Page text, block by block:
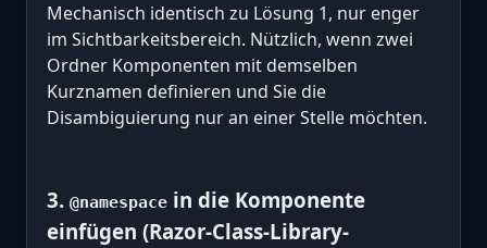
Mechanisch identisch zu Lösung 1, nur enger
im Sichtbarkeitsbereich. Nützlich, wenn zwei
Ordner Komponenten mit demselben
Kurznamen definieren und Sie die
Disambiguierung nur an einer Stelle möchten.
3. @namespace in die Komponente
einfügen (Razor-Class-Library-